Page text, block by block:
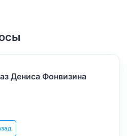
Дениса Фонвизина